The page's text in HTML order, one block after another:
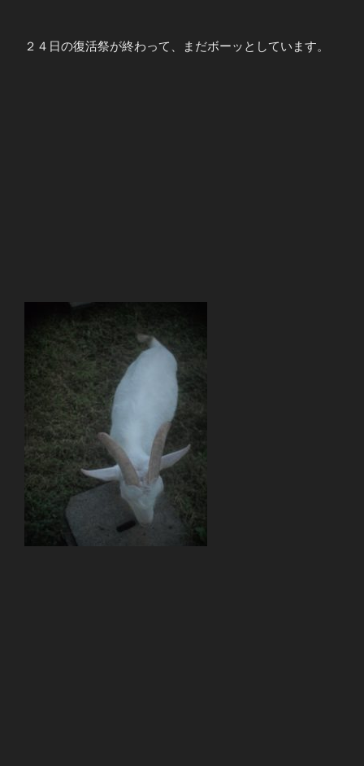
２４日の復活祭が終わって、まだボーッとしています。